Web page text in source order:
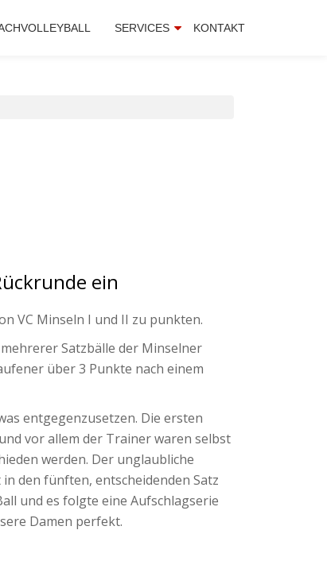
SERVICES KONTAKT
ein
VC Minseln I und II zu punkten.
Satzbälle der Minselner
über 3 Punkte nach einem
entgegenzusetzen. Die ersten
vor allem der Trainer waren selbst
werden. Der unglaubliche
den fünften, entscheidenden Satz
und es folgte eine Aufschlagserie
Damen perfekt.